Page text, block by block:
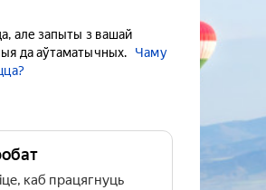
але запыты з вашай
да аўтаматычных.
Чаму
каб працягнуць